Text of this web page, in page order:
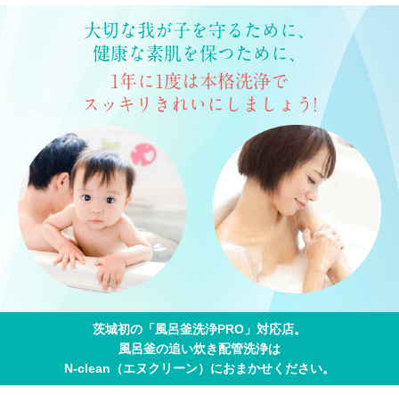
大切な我が子を守るために、
健康な素肌を保つために、
1年に1度は本格洗浄で
スッキリきれいにしましょう!
茨城初の「風呂釜洗浄PRO」対応店。
風呂釜の追い炊き配管洗浄は
N-clean（エヌクリーン）におまかせください。